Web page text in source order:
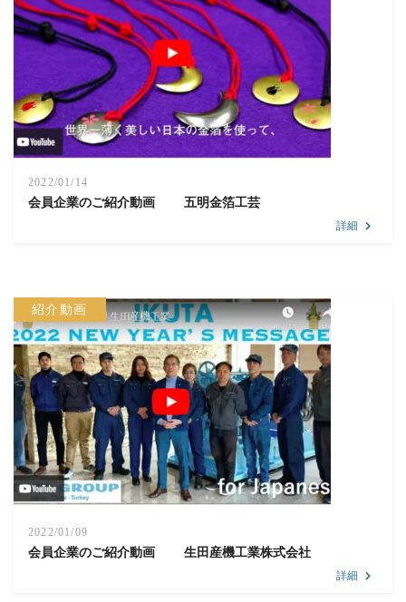
2022/01/14
会員企業のご紹介動画 五明金箔工芸
詳細
紹介動画
2022/01/09
会員企業のご紹介動画 生田産機工業株式会社
詳細